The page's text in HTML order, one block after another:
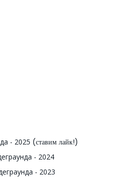
- 2025 (ставим лайк!)
- 2024
- 2023